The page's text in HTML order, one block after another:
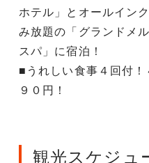
ホテル」とオールイン
み放題の「グランドメ
スパ」に宿泊！
■うれしい食事４回付！
９０円！
観光スケジュ